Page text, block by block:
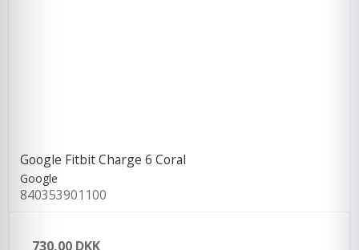
Google Fitbit Charge 6 Coral
Google
840353901100
730,00 DKK